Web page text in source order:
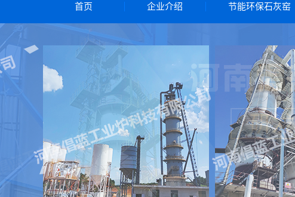
首页 企业介绍 节能环保石灰窑